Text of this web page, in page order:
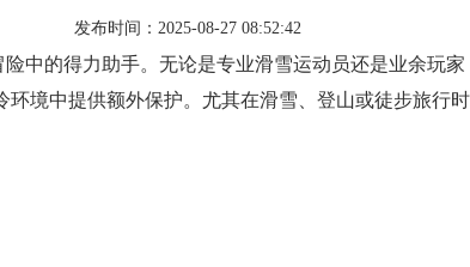
发布时间：2025-08-27 08:52:42
中的得力助手。无论是专业滑雪运动员还是业余玩
境中提供额外保护。尤其在滑雪、登山或徒步旅行